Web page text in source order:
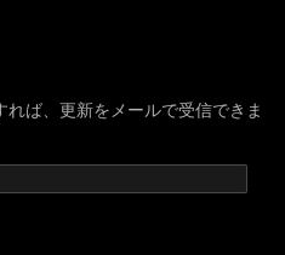
ば、更新をメールで受信できま